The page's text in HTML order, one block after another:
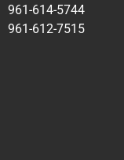
961-614-5744
961-612-7515